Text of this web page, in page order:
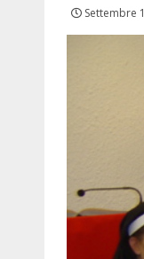
Settembre